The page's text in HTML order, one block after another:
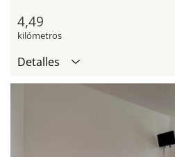
4,49
kilómetros
Detalles